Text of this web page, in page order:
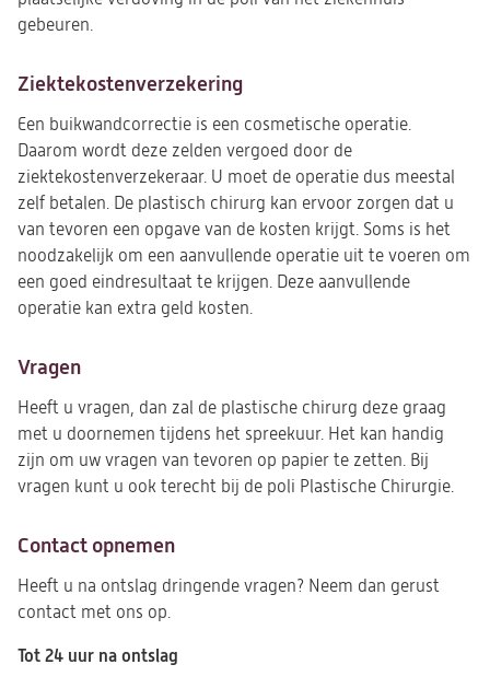
gebeuren.
Ziektekostenverzekering
Een buikwandcorrectie is een cosmetische operatie.
Daarom wordt deze zelden vergoed door de
ziektekostenverzekeraar. U moet de operatie dus meestal
zelf betalen. De plastisch chirurg kan ervoor zorgen dat u
van tevoren een opgave van de kosten krijgt. Soms is het
noodzakelijk om een aanvullende operatie uit te voeren om
een goed eindresultaat te krijgen. Deze aanvullende
operatie kan extra geld kosten.
Vragen
Heeft u vragen, dan zal de plastische chirurg deze graag
met u doornemen tijdens het spreekuur. Het kan handig
zijn om uw vragen van tevoren op papier te zetten. Bij
vragen kunt u ook terecht bij de poli Plastische Chirurgie.
Contact opnemen
Heeft u na ontslag dringende vragen? Neem dan gerust
contact met ons op.
Tot 24 uur na ontslag